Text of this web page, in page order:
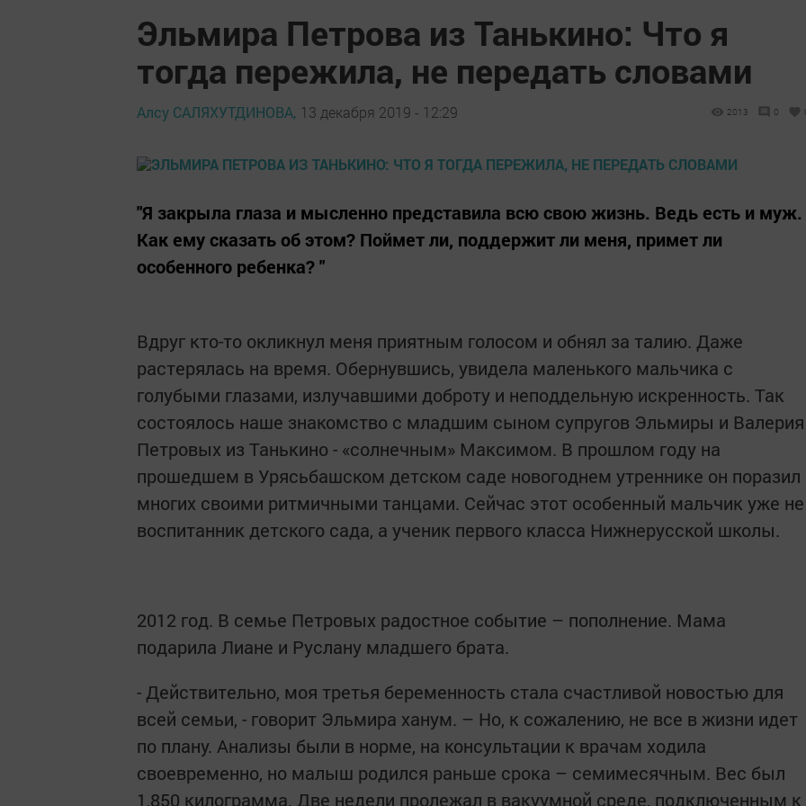
Эльмира Петрова из Танькино: Что я
тогда пережила, не передать словами
Алсу САЛЯХУТДИНОВА, 13 декабря 2019 - 12:29 2013 0
"Я закрыла глаза и мысленно представила всю свою жизнь. Ведь есть и муж.
Как ему сказать об этом? Поймет ли, поддержит ли меня, примет ли
особенного ребенка? "
Вдруг кто-то окликнул меня приятным голосом и обнял за талию. Даже
растерялась на время. Обернувшись, увидела маленького мальчика с
голубыми глазами, излучавшими доброту и неподдельную искренность. Так
состоялось наше знакомство с младшим сыном супругов Эльмиры и Валерия
Петровых из Танькино - «солнечным» Максимом. В прошлом году на
прошедшем в Урясьбашском детском саде новогоднем утреннике он поразил
многих своими ритмичными танцами. Сейчас этот особенный мальчик уже не
воспитанник детского сада, а ученик первого класса Нижнерусской школы.
2012 год. В семье Петровых радостное событие – пополнение. Мама
подарила Лиане и Руслану младшего брата.
- Действительно, моя третья беременность стала счастливой новостью для
всей семьи, - говорит Эльмира ханум. – Но, к сожалению, не все в жизни идет
по плану. Анализы были в норме, на консультации к врачам ходила
своевременно, но малыш родился раньше срока – семимесячным. Вес был
1,850 килограмма. Две недели пролежал в вакуумной среде, подключенным к